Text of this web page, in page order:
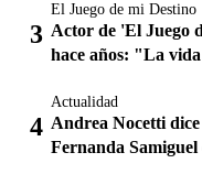
El Juego de mi Destino
Actor de 'El Juego
hace años: "La
Actualidad
Andrea Nocetti
Fernanda